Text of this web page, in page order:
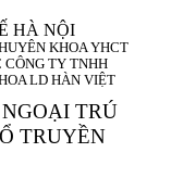
HÀ NỘI
KHOA YHCT
CÔNG TY TNHH
LD HÀN VIỆT
TRÚ
TRUYỀN